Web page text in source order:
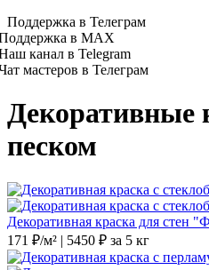
Поддержка в Телеграм
в MAX
канал в Telegram
мастеров в Телеграм
Декоративные
песком
Декоративная краска для стен
171 ₽/м² | 5450 ₽ за 5 кг